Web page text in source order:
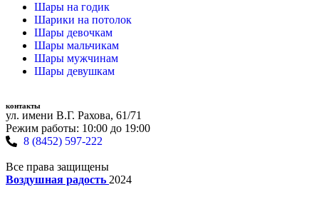
Шары на годик
Шарики на потолок
Шары девочкам
Шары мальчикам
Шары мужчинам
Шары девушкам
контакты
ул. имени В.Г. Рахова, 61/71
Режим работы: 10:00 до 19:00
8 (8452) 597-222
Все права защищены
Воздушная радость 2024